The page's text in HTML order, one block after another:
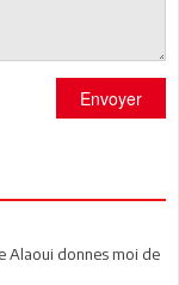
Envoyer
Alaoui donnes moi de